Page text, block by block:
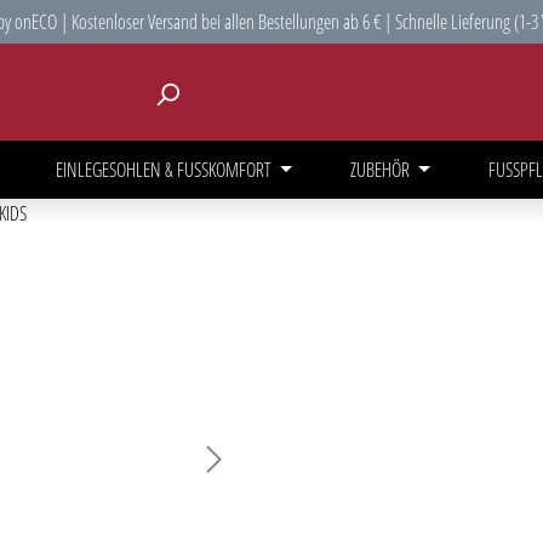
onECO | Kostenloser Versand bei allen Bestellungen ab 6 € | Schnelle Lieferung (1-
EINLEGESOHLEN & FUSSKOMFORT ZUBEHÖR